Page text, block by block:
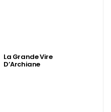
La Grande Vire
D’Archiane